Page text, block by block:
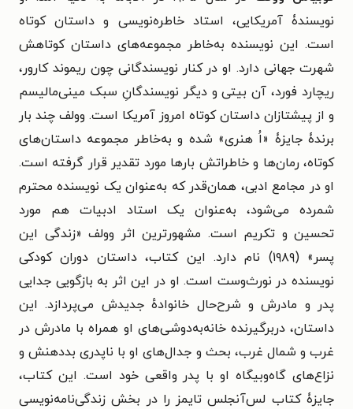
نویسندۀ آمریکایی، استاد خاطره‌نویسی و داستان کوتاه
است. این نویسنده به‌خاطر مجموعه‌های داستان کوتاهش
شهرت جهانی دارد. او در کنار نویسندگانی چون ریموند کارور،
ریچارد فورد، آن بیتی و دیگر نویسندگانِ سبک مینی‌مالیسم
و از پیشتازان داستان کوتاه امروز آمریکا است. وولف چند بار
برندۀ جایزۀ «اُ هنری» شده و به‌خاطر مجموعه داستان‌های
کوتاه، رمان‌ها و خاطراتش بارها مورد تقدیر قرار گرفته است.
او در مجامع ادبی، همان‌قدر که به‌عنوان یک نویسنده محترم
شمرده می‌شود، به‌عنوان یک استاد ادبیات هم مورد
تحسین و تکریم است. مشهورترین اثر وولف «زندگی این
پسر» (۱۹۸۹) نام دارد. این کتاب، داستان دوران کودکی
نویسنده در نورث‌وست است. او در این اثر به بازگویی جدایی
پدر و مادرش و شرح‌حال خانوادهٔ جدیدش می‌پردازد. این
داستان، دربرگیرنده خانه‌به‌دوشی‌های او همراه با مادرش در
غرب و شمال غرب، بحث و جدال‌های او با ناپدری بددهنش و
نزاع‌های گاه‌وبیگاه او با پدر واقعی خود است. این کتاب،
جایزۀ کتاب لس‌آنجلس تایمز را در بخش زندگی‌نامه‌نویسی